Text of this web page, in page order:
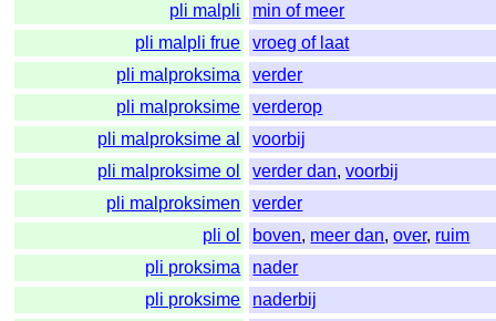
pli malpli
min of meer
pli malpli frue
vroeg of laat
pli malproksima
verder
pli malproksime
verderop
pli malproksime al
voorbij
pli malproksime ol
verder dan,voorbij
pli malproksimen
verder
pli ol
boven, meer dan,over, ruim
pli proksima
nader
pli proksime
naderbij